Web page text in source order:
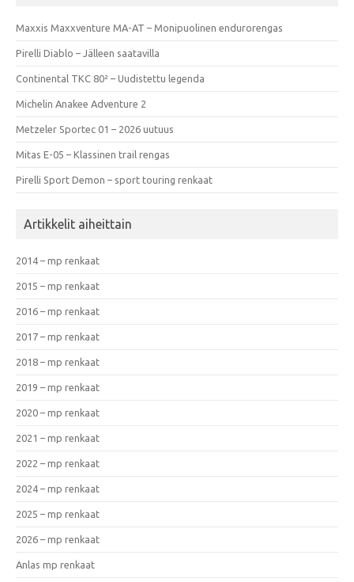
Maxxis Maxxventure MA-AT – Monipuolinen endurorengas
Pirelli Diablo – Jälleen saatavilla
Continental TKC 80² – Uudistettu legenda
Michelin Anakee Adventure 2
Metzeler Sportec 01 – 2026 uutuus
Mitas E-05 – Klassinen trail rengas
Pirelli Sport Demon – sport touring renkaat
Artikkelit aiheittain
2014 – mp renkaat
2015 – mp renkaat
2016 – mp renkaat
2017 – mp renkaat
2018 – mp renkaat
2019 – mp renkaat
2020 – mp renkaat
2021 – mp renkaat
2022 – mp renkaat
2024 – mp renkaat
2025 – mp renkaat
2026 – mp renkaat
Anlas mp renkaat